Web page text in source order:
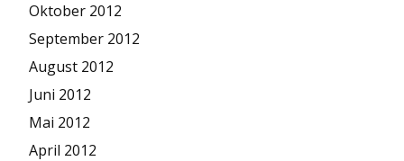
Oktober 2012
September 2012
August 2012
Juni 2012
Mai 2012
April 2012